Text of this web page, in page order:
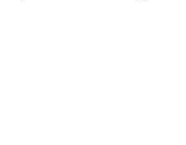
PANI CUNSATU) e proseguire per Palermo.
dell'auto al banco del noleggio. Fine dei